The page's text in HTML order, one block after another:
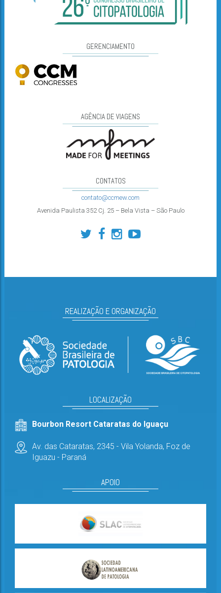
GERENCIAMENTO
AGÊNCIA DE VIAGENS
CONTATOS
contato@ccmew.com
Avenida Paulista 352 Cj. 25 – Bela Vista – São Paulo
REALIZAÇÃO E ORGANIZAÇÃO
LOCALIZAÇÃO
Bourbon Resort Cataratas do Iguaçu
Av. das Cataratas, 2345 - Vila Yolanda, Foz de
Iguazu - Paraná
APOIO